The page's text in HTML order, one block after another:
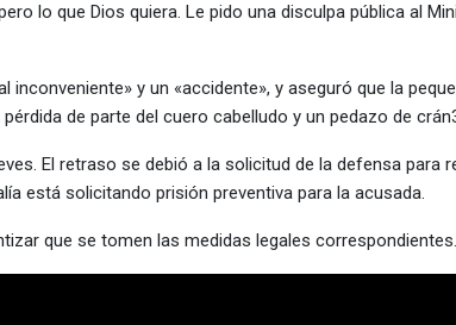
lo que Dios quiera. Le pido una disculpa pública al
y un «accidente», y aseguró que la
de parte del cuero cabelludo y un pedazo de
El retraso se debió a la solicitud de la defensa para
está solicitando prisión preventiva para la acusada.
que se tomen las medidas legales correspondientes.